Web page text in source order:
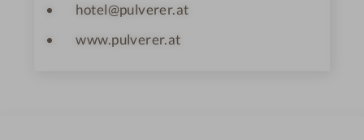
hotel@pulverer.at
www.pulverer.at